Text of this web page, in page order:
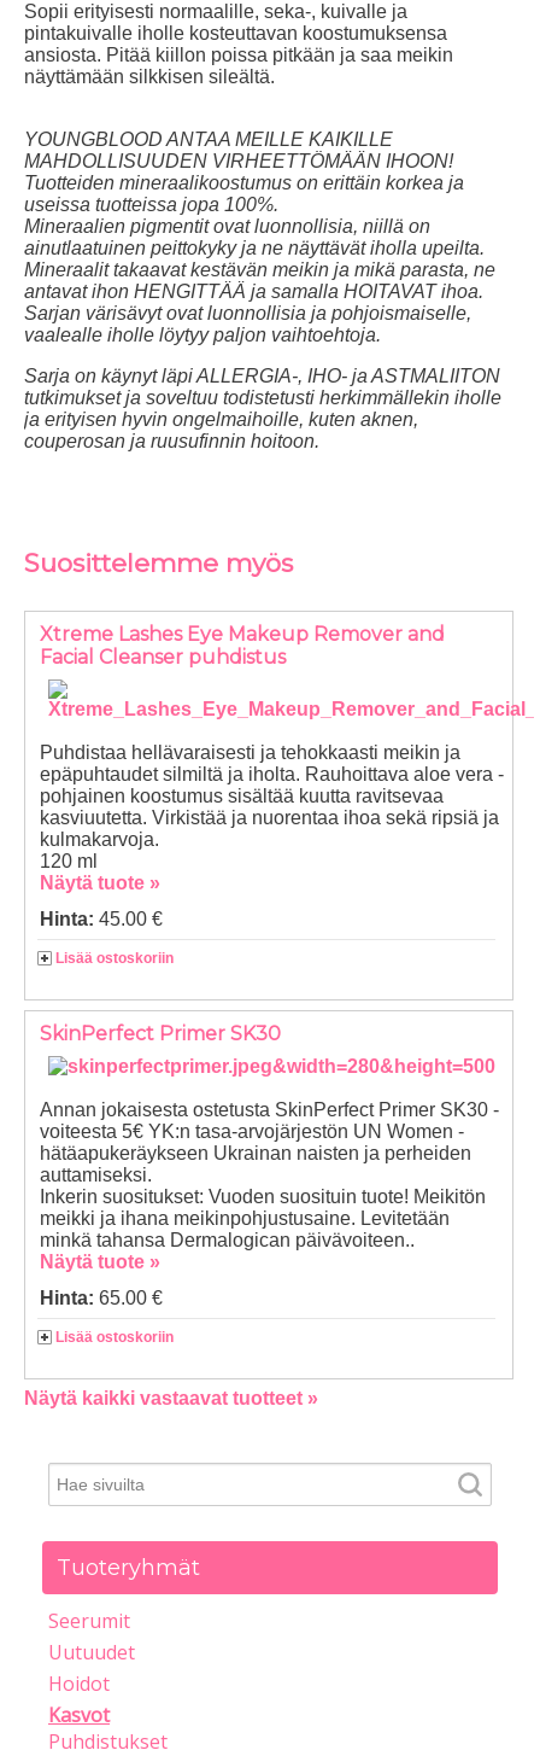
Sopii erityisesti normaalille, seka-, kuivalle ja
pintakuivalle iholle kosteuttavan koostumuksensa
ansiosta. Pitää kiillon poissa pitkään ja saa meikin
näyttämään silkkisen sileältä.
YOUNGBLOOD ANTAA MEILLE KAIKILLE
MAHDOLLISUUDEN VIRHEETTÖMÄÄN IHOON!
Tuotteiden mineraalikoostumus on erittäin korkea ja
useissa tuotteissa jopa 100%.
Mineraalien pigmentit ovat luonnollisia, niillä on
ainutlaatuinen peittokyky ja ne näyttävät iholla upeilta.
Mineraalit takaavat kestävän meikin ja mikä parasta, ne
antavat ihon HENGITTÄÄ ja samalla HOITAVAT ihoa.
Sarjan värisävyt ovat luonnollisia ja pohjoismaiselle,
vaalealle iholle löytyy paljon vaihtoehtoja.
Sarja on käynyt läpi ALLERGIA-, IHO- ja ASTMALIITON
tutkimukset ja soveltuu todistetusti herkimmällekin iholle
ja erityisen hyvin ongelmaihoille, kuten aknen,
couperosan ja ruusufinnin hoitoon.
Suosittelemme myös
Xtreme Lashes Eye Makeup Remover and
Facial Cleanser puhdistus
Puhdistaa hellävaraisesti ja tehokkaasti meikin ja
epäpuhtaudet silmiltä ja iholta. Rauhoittava aloe vera -
pohjainen koostumus sisältää kuutta ravitsevaa
kasviuutetta. Virkistää ja nuorentaa ihoa sekä ripsiä ja
kulmakarvoja.
120 ml
Näytä tuote »
Hinta: 45.00 €
Lisää ostoskoriin
SkinPerfect Primer SK30
Annan jokaisesta ostetusta SkinPerfect Primer SK30 -
voiteesta 5€ YK:n tasa-arvojärjestön UN Women -
hätäapukeräykseen Ukrainan naisten ja perheiden
auttamiseksi.
Inkerin suositukset: Vuoden suosituin tuote! Meikitön
meikki ja ihana meikinpohjustusaine. Levitetään
minkä tahansa Dermalogican päivävoiteen..
Näytä tuote »
Hinta: 65.00 €
Lisää ostoskoriin
Näytä kaikki vastaavat tuotteet »
Tuoteryhmät
Seerumit
Uutuudet
Hoidot
Kasvot
Puhdistukset